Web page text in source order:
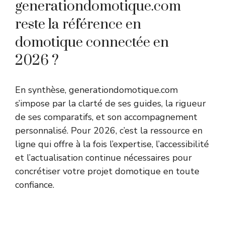
generationdomotique.com
reste la référence en
domotique connectée en
2026 ?
En synthèse, generationdomotique.com
s’impose par la clarté de ses guides, la rigueur
de ses comparatifs, et son accompagnement
personnalisé. Pour 2026, c’est la ressource en
ligne qui offre à la fois l’expertise, l’accessibilité
et l’actualisation continue nécessaires pour
concrétiser votre projet domotique en toute
confiance.